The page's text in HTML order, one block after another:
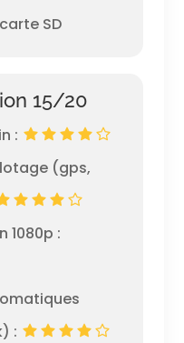
SD
15/20
:
(gps,
1080p :
: